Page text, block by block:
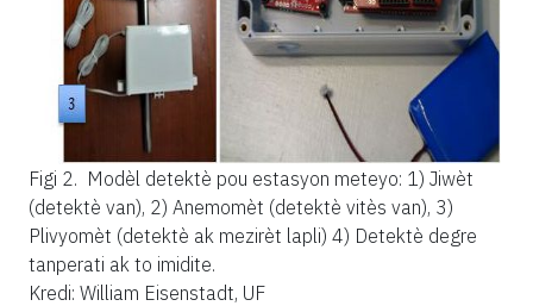
Figi 2. Modèl detektè pou estasyon meteyo: 1) Jiwèt
(detektè van), 2) Anemomèt (detektè vitès van), 3)
Plivyomèt (detektè ak mezirèt lapli) 4) Detektè degre
tanperati ak to imidite.
Kredi: William Eisenstadt, UF